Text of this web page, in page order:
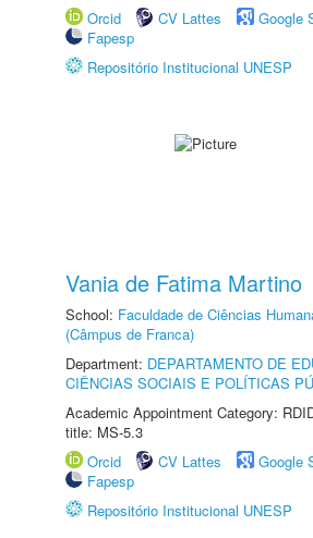
Orcid
CV Lattes
Google
Fapesp
Repositório Institucional UNESP
Vania de Fatima Martino
School: Faculdade de Ciências
(Câmpus de Franca)
Department: DEPARTAMENTO DE
CIÊNCIAS SOCIAIS E POLÍTICAS
Academic Appointment Category:
title: MS-5.3
Orcid
CV Lattes
Google
Fapesp
Repositório Institucional UNESP